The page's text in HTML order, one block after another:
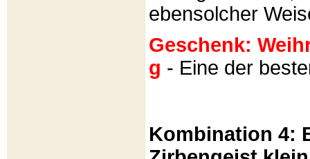
ebensolcher
Geschenk:
g - Eine der
Kombination 4: